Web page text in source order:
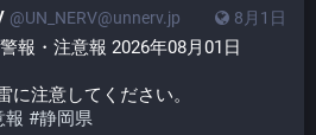
8月1日
@UN_NERV@unnerv.jp
報・注意報 2026年08月01日
に注意してください。
報 #静岡県